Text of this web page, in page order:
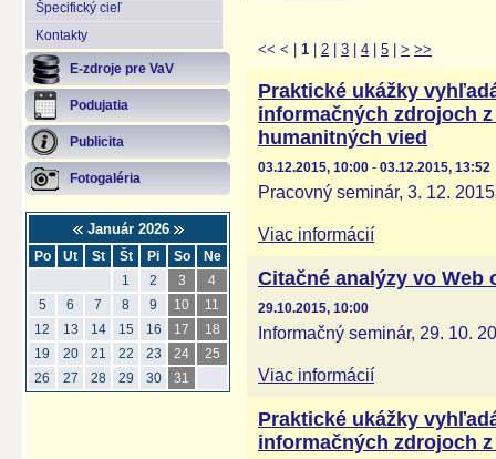
Špecifický cieľ
Kontakty
E-zdroje pre VaV
Podujatia
Publicita
Fotogaléria
Január 2026
Po Ut St Št Pi So
Ne
1
2 3
4
5
6 7 8 9 10
11
12
13 14 15 16 17
18
19
20 21 22 23 24
25
26
27 28 29 30 31
<< < 1 2 3 4 5 > >>
Praktické ukážky
informačných zdrojoch
humanitných vied
03.12.2015, 10:00 - 03.12.2015, 13:52
Pracovný seminár, 3. 12. 2015
Viac informácií
Citačné analýzy vo Web
29.10.2015, 10:00
Informačný seminár, 29. 10.
Viac informácií
Praktické ukážky
informačných zdrojoch